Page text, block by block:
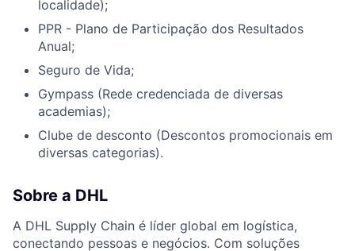
localidade);
PPR - Plano de Participação dos Resultados
Anual;
Seguro de Vida;
Gympass (Rede credenciada de diversas
academias);
Clube de desconto (Descontos promocionais em
diversas categorias).
Sobre a DHL
A DHL Supply Chain é líder global em logística,
conectando pessoas e negócios. Com soluções